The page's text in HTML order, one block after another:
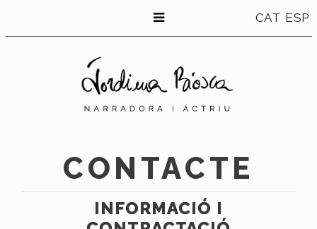
CAT ESP
CONTACTE
INFORMACIÓ I